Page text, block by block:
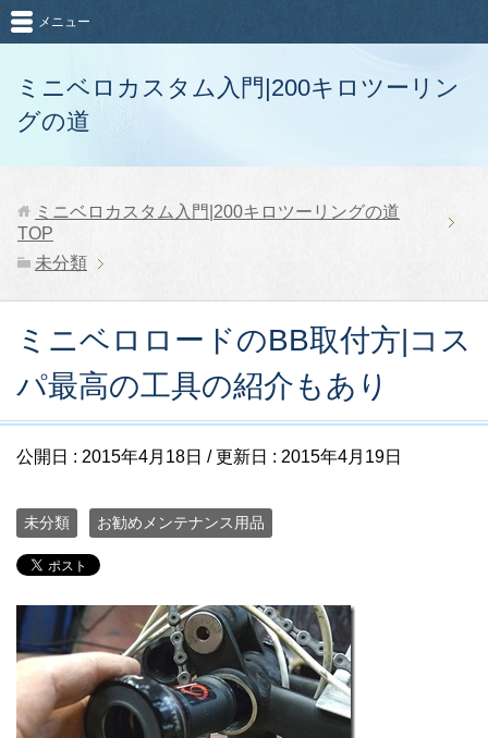
ミニベロカスタム入門|200キロツーリン
グの道
メニュー
ミニベロカスタム入門|200キロツーリングの道
TOP
未分類
ミニベロロードのBB取付方|コス
パ最高の工具の紹介もあり
公開日 : 2015年4月18日 / 更新日 : 2015年4月19日
未分類 お勧めメンテナンス用品